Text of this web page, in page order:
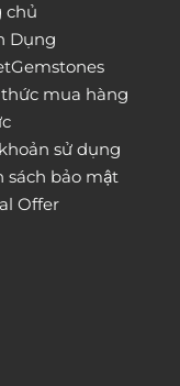
chủ
Dụng
mua hàng
sử dụng
sách bảo mật
Offer